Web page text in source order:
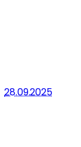
28.09.2025